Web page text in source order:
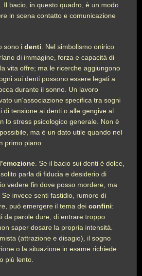
Il bacio, in questo quadro, è un modo
in scena contatto e comunicazione
sono identi . Nel simbolismo onirico
di immagine, forza e capacità di
vita offre; ma le ricerche aggiungono
sui denti possono essere legati a
durante il sonno. Un lavoro
un’associazione specifica tra sogni
di tensione ai denti o alle gengive al
lo stress psicologico generale. Non è
ma è un dato utile quando nel
primo piano.
l’emozione . Se il bacio sui denti è dolce,
parla di fiducia e desiderio di
vedere fin dove posso mordere, ma
Se invece senti fastidio, rumore di
può emergere il tema deiconfini:
da parole dure, di entrare troppo
saper dosare la propria intensità.
(attrazione e disagio), il sogno
o la situazione in esame richiede
più lento.